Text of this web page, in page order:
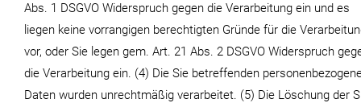
Abs. 1 DSGVO Widerspruch gegen die Verarbeitung ein und es
liegen keine vorrangigen berechtigten Gründe für die
vor, oder Sie legen gem. Art. 21 Abs. 2 DSGVO Widerspruch
die Verarbeitung ein. (4) Die Sie betreffenden
Daten wurden unrechtmäßig verarbeitet. (5) Die Löschung der